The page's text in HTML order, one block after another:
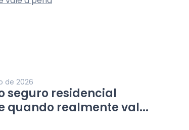
de 2026
seguro residencial
quando realmente val...